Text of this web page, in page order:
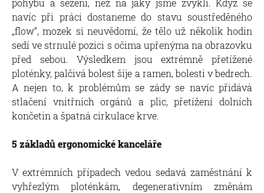
navíc při práci dostaneme do stavu soustředěného
„flow“, mozek si neuvědomí, že tělo už několik hodin
sedí ve strnulé pozici s očima upřenýma na obrazovku
před sebou. Výsledkem jsou extrémně přetížené
ploténky, palčivá bolest šíje a ramen, bolesti v bedrech.
A nejen to, k problémům se zády se navíc přidává
stlačení vnitřních orgánů a plic, přetížení dolních
končetin a špatná cirkulace krve.
5 základů ergonomické kanceláře
V extrémních případech vedou sedavá zaměstnání k
vyhřezlým ploténkám, degenerativním změnám